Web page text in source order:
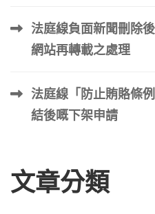
法庭線負面新聞刪除
網站再轉載之處理
法庭線「防止賄賂條
結後嘅下架申請
文章分類